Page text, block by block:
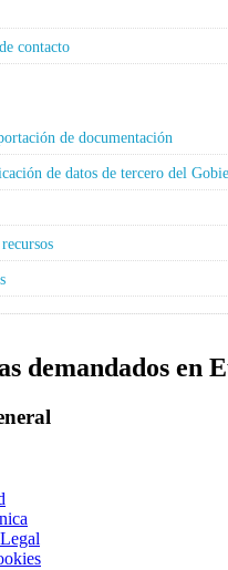
contacto
de documentación
de datos de tercero del
demandados en